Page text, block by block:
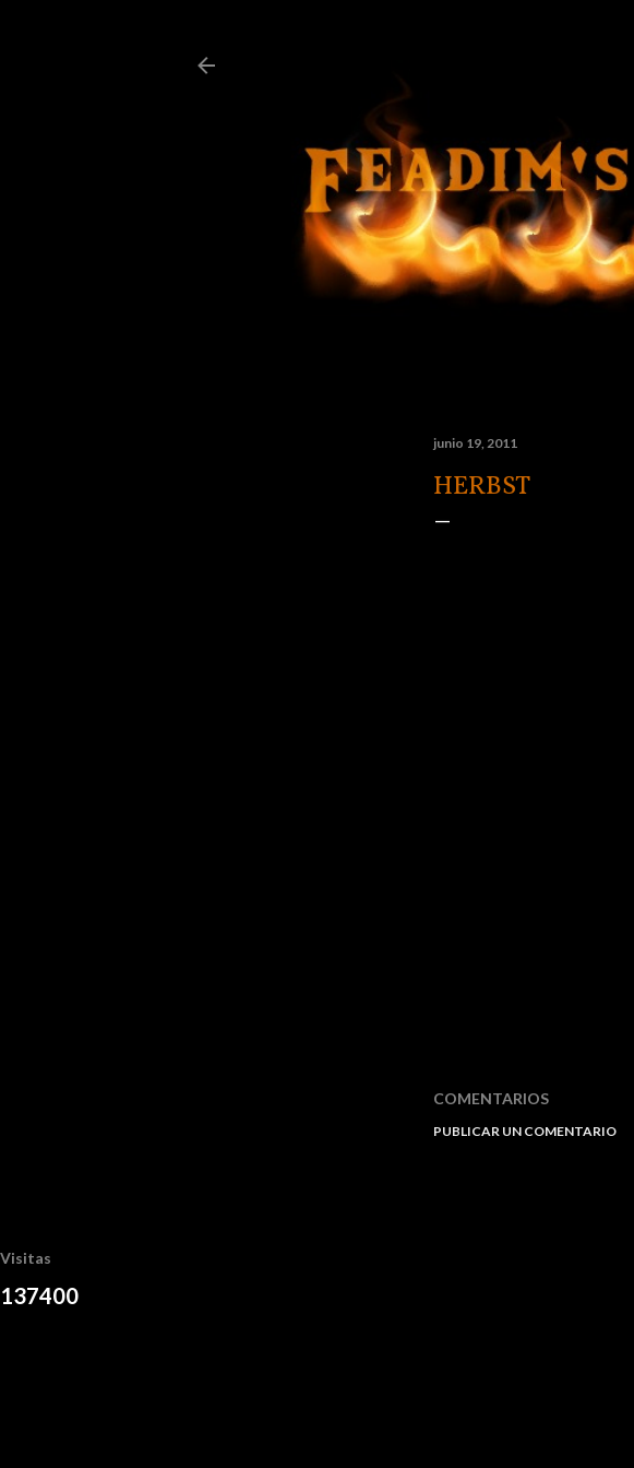
junio 19, 2011
HERBST
COMENTARIOS
PUBLICAR UN COMENTARIO
Visitas
137400